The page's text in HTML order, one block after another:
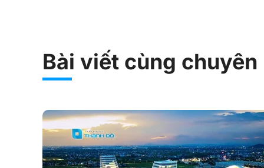
Bài viết cùng chuyên